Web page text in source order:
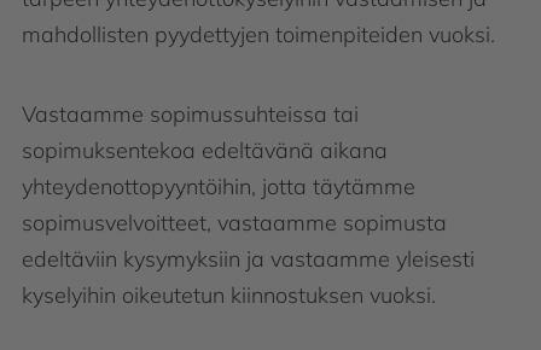
mahdollisten pyydettyjen toimenpiteiden vuoksi.
Vastaamme sopimussuhteissa tai
sopimuksentekoa edeltävänä aikana
yhteydenottopyyntöihin, jotta täytämme
sopimusvelvoitteet, vastaamme sopimusta
edeltäviin kysymyksiin ja vastaamme yleisesti
kyselyihin oikeutetun kiinnostuksen vuoksi.